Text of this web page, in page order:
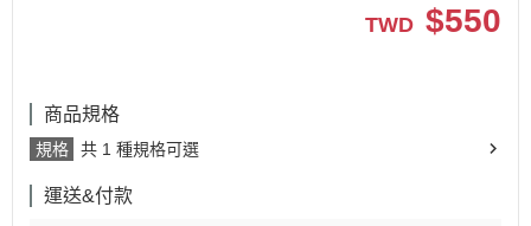
TWD $550
商品規格
規格 共 1 種規格可選
運送&付款